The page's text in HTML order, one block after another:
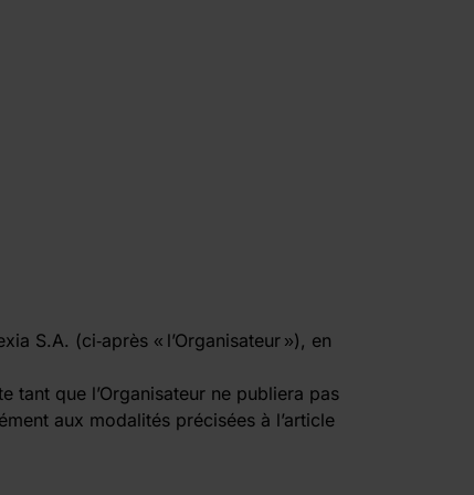
S.A. (ci‑après « l’Organisateur »), en
que l’Organisateur ne publiera pas
aux modalités précisées à l’article